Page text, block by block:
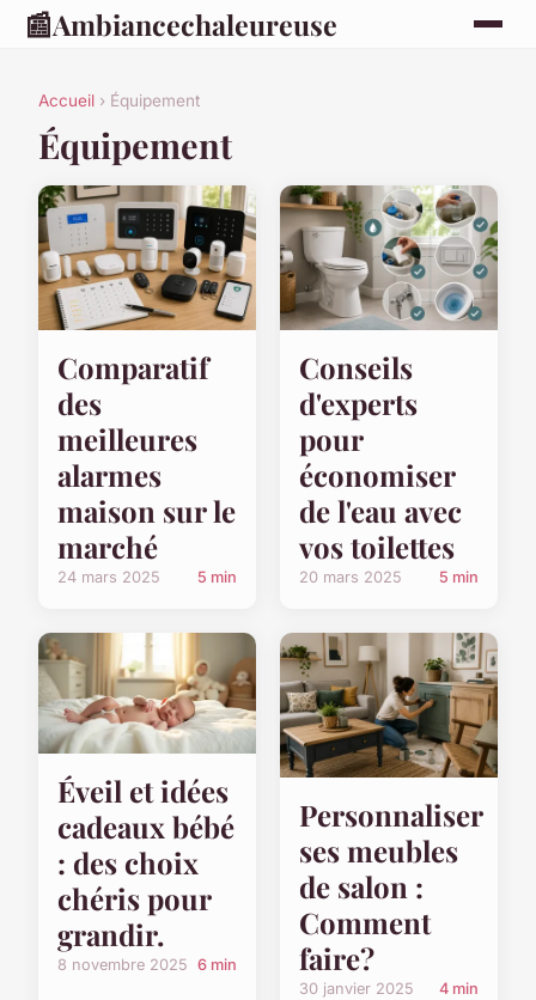
📰Ambiancechaleureuse
Accueil › Équipement
Équipement
Comparatif
des
meilleures
alarmes
maison sur le
marché
24 mars 2025 5 min
Conseils
d'experts
pour
économiser
de l'eau avec
vos toilettes
20 mars 2025 5 min
Éveil et idées
cadeaux bébé
: des choix
chéris pour
grandir.
8 novembre 2025 6 min
Personnaliser
ses meubles
de salon :
Comment
faire?
30 janvier 2025 4 min